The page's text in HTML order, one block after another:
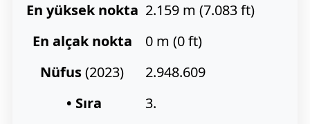
En yüksek nokta 2.159 m (7.083 ft)
En alçak nokta
0 m (0 ft)
Nüfus(2023)
2.948.609
• Sıra
3.